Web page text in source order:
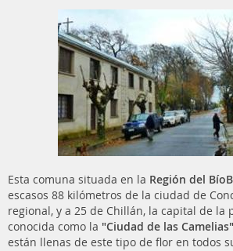
Esta comuna situada en la Región del
escasos 88 kilómetros de la ciudad de
regional, y a 25 de Chillán, la capital de la
conocida como la "Ciudad de las Camelias"
están llenas de este tipo de flor en todos